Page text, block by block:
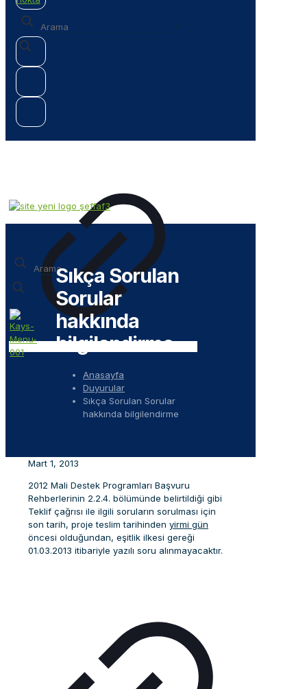
Sıkça Sorulan
Sorular
hakkında
bilgilendirme
Anasayfa
Duyurular
Sıkça Sorulan Sorular
hakkında bilgilendirme
Mart 1, 2013
2012 Mali Destek Programları Başvuru
Rehberlerinin 2.2.4. bölümünde belirtildiği gibi
Teklif çağrısı ile ilgili soruların sorulması için
son tarih, proje teslim tarihinden yirmi gün
öncesi olduğundan, eşitlik ilkesi gereği
01.03.2013 itibariyle yazılı soru alınmayacaktır.